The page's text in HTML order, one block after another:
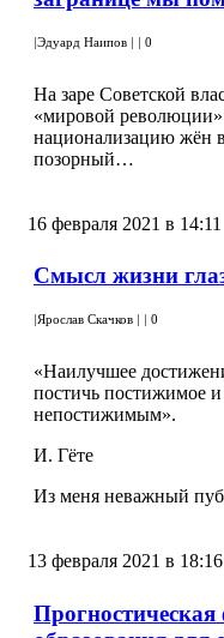
|Эдуард Наипов | | 0
На заре Советской
«мировой
национализацию жён
позорный…
16 февраля 2021 в 14:11
Смысл жизни
|Ярослав Скачков | | 0
«Наилучшее
постичь постижимое и
непостижимым».
И. Гёте
Из меня неважный
13 февраля 2021 в 18:16